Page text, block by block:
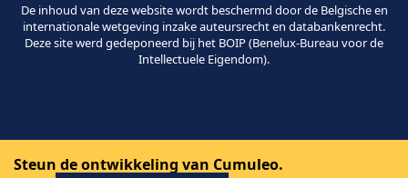
De inhoud van deze website wordt beschermd door de Belgische en
internationale wetgeving inzake auteursrecht en databankenrecht.
Deze site werd gedeponeerd bij het BOIP (Benelux-Bureau voor de
Intellectuele Eigendom).
Steun de ontwikkeling van Cumuleo.